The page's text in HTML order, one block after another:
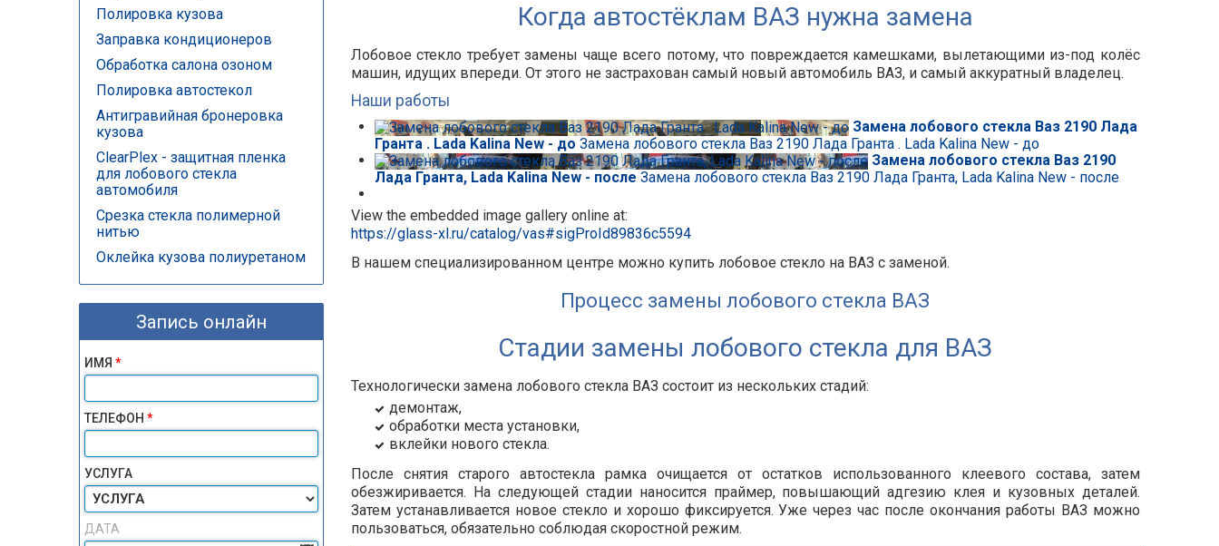
Полировка кузова
Заправка кондиционеров
Обработка салона озоном
Полировка автостекол
Антигравийная бронеровка
кузова
ClearPlex - защитная пленка
для лобового стекла
автомобиля
Срезка стекла полимерной
нитью
Оклейка кузова полиуретаном
Запись онлайн
ИМЯ *
ТЕЛЕФОН *
УСЛУГА
ДАТА
Когда автостёклам ВАЗ нужна замена
Лобовое стекло требует замены чаще всего потому, что повреждается камешками, вылетающими из-под колёс
машин, идущих впереди. От этого не застрахован самый новый автомобиль ВАЗ, и самый аккуратный владелец.
Наши работы
Замена лобового стекла Ваз 2190 Лада
Гранта . Lada Kalina New - до Замена лобового стекла Ваз 2190 Лада Гранта . Lada Kalina New - до
Замена лобового стекла Ваз 2190
Лада Гранта, Lada Kalina New - после Замена лобового стекла Ваз 2190 Лада Гранта, Lada Kalina New - после
View the embedded image gallery online at:
https://glass-xl.ru/catalog/vas#sigProId89836c5594
В нашем специализированном центре можно купить лобовое стекло на ВАЗ с заменой.
Процесс замены лобового стекла ВАЗ
Стадии замены лобового стекла для ВАЗ
Технологически замена лобового стекла ВАЗ состоит из нескольких стадий:
демонтаж,
обработки места установки,
вклейки нового стекла.
После снятия старого автостекла рамка очищается от остатков использованного клеевого состава, затем
обезжиривается. На следующей стадии наносится праймер, повышающий адгезию клея и кузовных деталей.
Затем устанавливается новое стекло и хорошо фиксируется. Уже через час после окончания работы ВАЗ можно
пользоваться, обязательно соблюдая скоростной режим.